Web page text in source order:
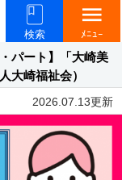
検索
menu
ﾒﾆｭｰ
パート】「大崎美
大崎福祉会）
2026.07.13更新